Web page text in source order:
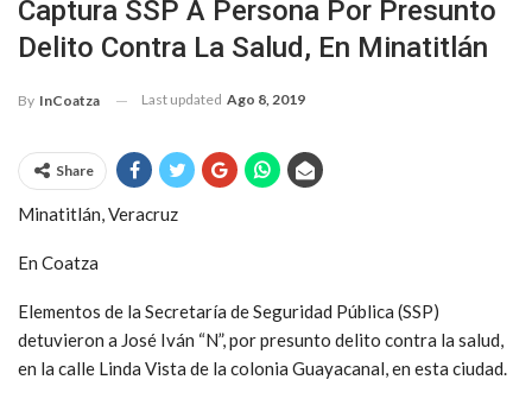
Captura SSP A Persona Por Presunto
Delito Contra La Salud, En Minatitlán
By InCoatza Last updated Ago 8, 2019
Share
Minatitlán, Veracruz
En Coatza
Elementos de la Secretaría de Seguridad Pública (SSP)
detuvieron a José Iván “N”, por presunto delito contra la salud,
en la calle Linda Vista de la colonia Guayacanal, en esta ciudad.